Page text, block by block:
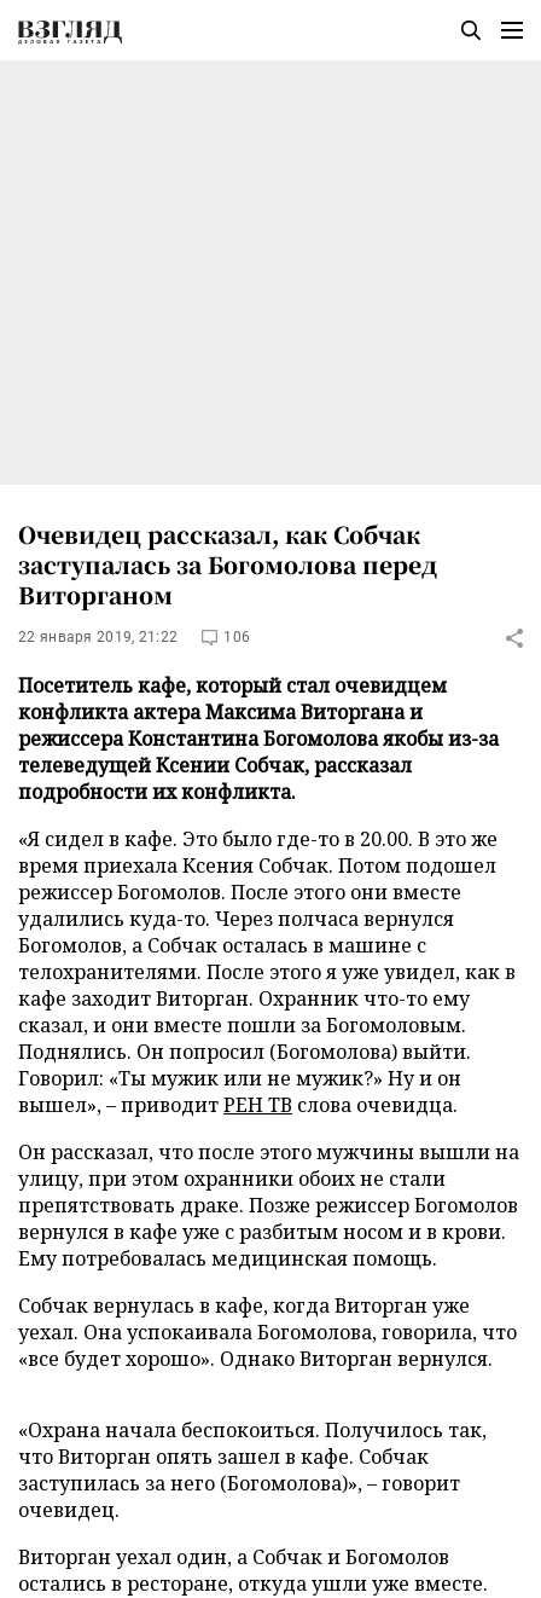
Очевидец рассказал, как Собчак
заступалась за Богомолова перед
Виторганом
22 января 2019, 21:22 106
Посетитель кафе, который стал очевидцем
конфликта актера Максима Виторгана и
режиссера Константина Богомолова якобы из-за
телеведущей Ксении Собчак, рассказал
подробности их конфликта.
«Я сидел в кафе. Это было где-то в 20.00. В это же
время приехала Ксения Собчак. Потом подошел
режиссер Богомолов. После этого они вместе
удалились куда-то. Через полчаса вернулся
Богомолов, а Собчак осталась в машине с
телохранителями. После этого я уже увидел, как в
кафе заходит Виторган. Охранник что-то ему
сказал, и они вместе пошли за Богомоловым.
Поднялись. Он попросил (Богомолова) выйти.
Говорил: «Ты мужик или не мужик?» Ну и он
вышел», – приводитРЕН ТВ слова очевидца.
Он рассказал, что после этого мужчины вышли на
улицу, при этом охранники обоих не стали
препятствовать драке. Позже режиссер Богомолов
вернулся в кафе уже с разбитым носом и в крови.
Ему потребовалась медицинская помощь.
Собчак вернулась в кафе, когда Виторган уже
уехал. Она успокаивала Богомолова, говорила, что
«все будет хорошо». Однако Виторган вернулся.
«Охрана начала беспокоиться. Получилось так,
что Виторган опять зашел в кафе. Собчак
заступилась за него (Богомолова)», – говорит
очевидец.
Виторган уехал один, а Собчак и Богомолов
остались в ресторане, откуда ушли уже вместе.